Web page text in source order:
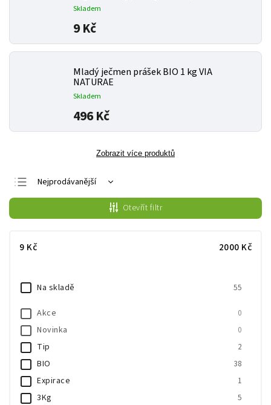
Skladem
9 Kč
Mladý ječmen prášek BIO 1 kg VIA
NATURAE
Skladem
496 Kč
Zobrazit více produktů
Nejprodávanější
Nejlevnější
Nejdražší
Otevřít filtr
9 Kč 2000 Kč
Na skladě 55
Akce 0
Novinka 0
Tip 2
BIO 38
Expirace 1
3Kg 5